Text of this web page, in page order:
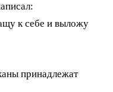
к себе и выложу
принадлежат